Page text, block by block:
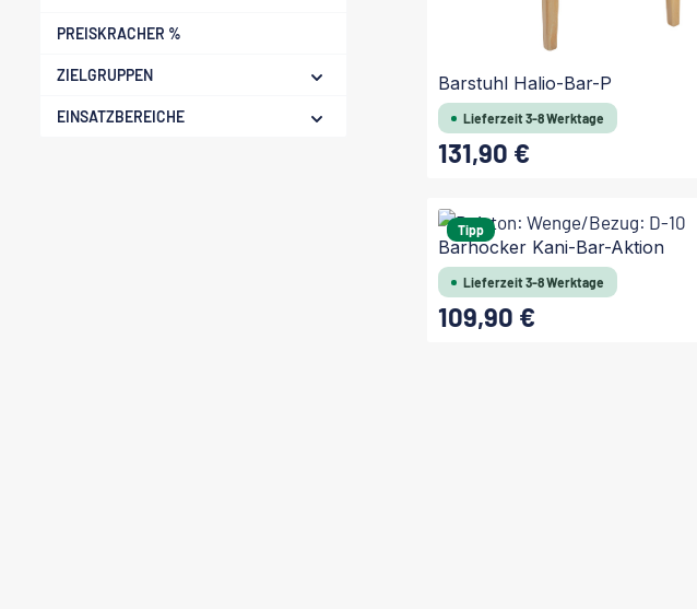
PREISKRACHER %
ZIELGRUPPEN
EINSATZBEREICHE
Barstuhl Halio-Bar-P
Lieferzeit 3-8 Werktage
Regulärer Preis:
131,90 €
Tipp
Barhocker Kani-Bar-Aktion
Lieferzeit 3-8 Werktage
Regulärer Preis:
109,90 €